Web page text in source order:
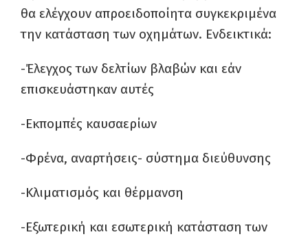
θα ελέγχουν απροειδοποίητα συγκεκριμένα
την κατάσταση των οχημάτων. Ενδεικτικά:
-Έλεγχος των δελτίων βλαβών και εάν
επισκευάστηκαν αυτές
-Εκπομπές καυσαερίων
-Φρένα, αναρτήσεις- σύστημα διεύθυνσης
-Κλιματισμός και θέρμανση
-Εξωτερική και εσωτερική κατάσταση των